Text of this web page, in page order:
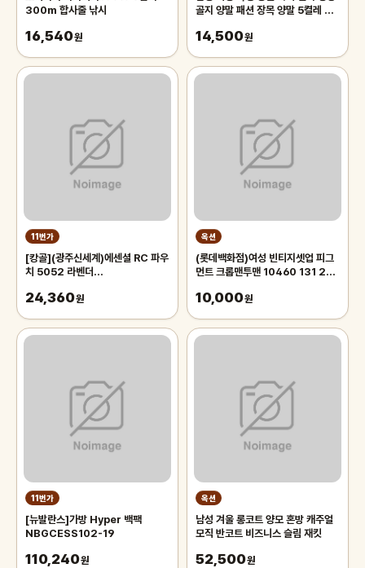
300m 합사줄 낚시
16,540원
골지 양말 패션 장목 양말 5켤레 세
14,500원
11번가
[캉골](광주신세계)에센셜 RC 파우
치 5052 라벤더
24,360원
옥션
(롯데백화점)여성 빈티지셋업 피그
먼트 크롭맨투맨 10460 131 256
10,000원
11번가
[뉴발란스]가방 Hyper 백팩
NBGCESS102-19
110,240원
옥션
남성 겨울 롱코트 양모 혼방 캐주얼
모직 반코트 비즈니스 슬림 재킷
52,500원